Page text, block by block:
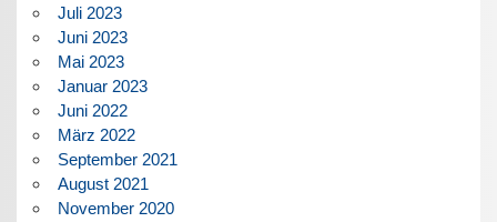
Juli 2023
Juni 2023
Mai 2023
Januar 2023
Juni 2022
März 2022
September 2021
August 2021
November 2020